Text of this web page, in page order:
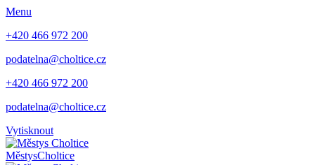
Menu
+420 466 972 200
podatelna@choltice.cz
+420 466 972 200
podatelna@choltice.cz
Vytisknout
MěstysCholtice